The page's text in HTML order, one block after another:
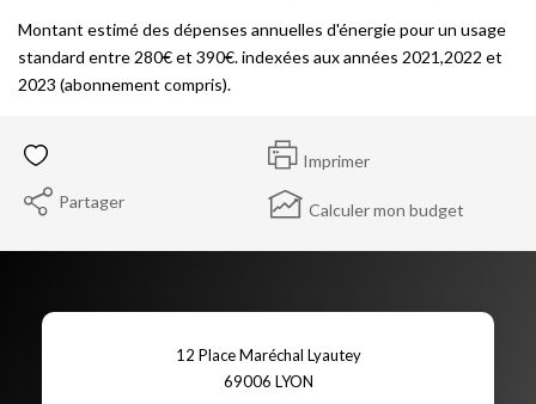
Montant estimé des dépenses annuelles d'énergie pour un usage
standard entre 280€ et 390€. indexées aux années 2021,2022 et
2023 (abonnement compris).
Imprimer
Partager
Calculer mon budget
12 Place Maréchal Lyautey
69006 LYON